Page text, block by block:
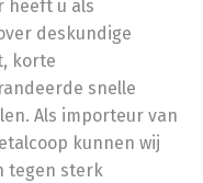
heeft u als
deskundige
korte
snelle
Als importeur van
kunnen wij
tegen sterk